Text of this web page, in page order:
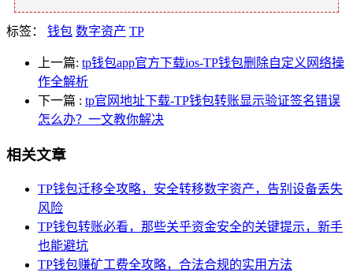
标签： 钱包 数字资产 TP
上一篇: tp钱包app官方下载ios-TP钱包删除自定义网络操
作全解析
下一篇 : tp官网地址下载-TP钱包转账显示验证签名错误
怎么办？一文教你解决
相关文章
TP钱包迁移全攻略，安全转移数字资产，告别设备丢失
风险
TP钱包转账必看，那些关乎资金安全的关键提示，新手
也能避坑
TP钱包赚矿工费全攻略，合法合规的实用方法